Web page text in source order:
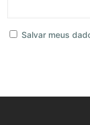
Salvar meus